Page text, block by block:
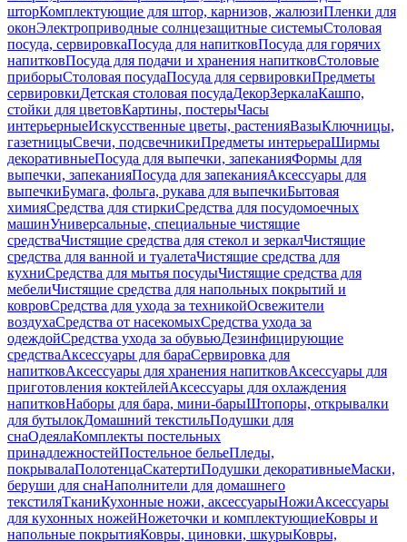
шторКомплектующие для штор, карнизов, жалюзиПленки для
оконЭлектроприводные солнцезащитные системыСтоловая
посуда, сервировкаПосуда для напитковПосуда для горячих
напитковПосуда для подачи и хранения напитковСтоловые
приборыСтоловая посудаПосуда для сервировкиПредметы
сервировкиДетская столовая посудаДекорЗеркалаКашпо,
стойки для цветовКартины, постерыЧасы
интерьерныеИскусственные цветы, растенияВазыКлючницы,
газетницыСвечи, подсвечникиПредметы интерьераШирмы
декоративныеПосуда для выпечки, запеканияФормы для
выпечки, запеканияПосуда для запеканияАксессуары для
выпечкиБумага, фольга, рукава для выпечкиБытовая
химияСредства для стиркиСредства для посудомоечных
машинУниверсальные, специальные чистящие
средстваЧистящие средства для стекол и зеркалЧистящие
средства для ванной и туалетаЧистящие средства для
кухниСредства для мытья посудыЧистящие средства для
мебелиЧистящие средства для напольных покрытий и
ковровСредства для ухода за техникойОсвежители
воздухаСредства от насекомыхСредства ухода за
одеждойСредства ухода за обувьюДезинфицирующие
средстваАксессуары для бараСервировка для
напитковАксессуары для хранения напитковАксессуары для
приготовления коктейлейАксессуары для охлаждения
напитковНаборы для бара, мини-барыШтопоры, открывалки
для бутылокДомашний текстильПодушки для
снаОдеялаКомплекты постельных
принадлежностейПостельное бельеПледы,
покрывалаПолотенцаСкатертиПодушки декоративныеМаски,
беруши для снаНаполнители для домашнего
текстиляТканиКухонные ножи, аксессуарыНожиАксессуары
для кухонных ножейНожеточки и комплектующиеКовры и
напольные покрытияКовры, циновки, шкурыКовры,